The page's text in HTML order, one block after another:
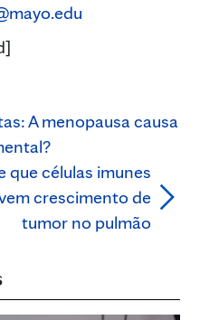
A menopausa causa
que células imunes
crescimento de
tumor no pulmão